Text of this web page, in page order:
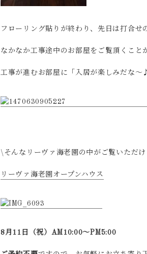
フローリング貼りが終わり、先日は打合
なかなか工事途中のお部屋をご覧頂くこと
工事が進むお部屋に「入居が楽しみだな
\そんなリーヴァ海老園の中がご覧いただ
リーヴァ海老園オープンハウス
8月11日（祝）AM10:00～PM5:00